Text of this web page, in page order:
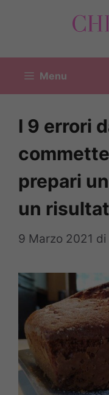
Menu
I 9 errori
prepari
un
9 Marzo 2021 di